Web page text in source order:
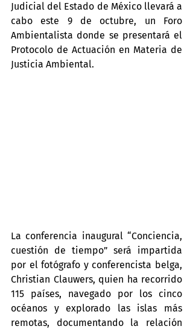
Judicial del Estado de México llevará a
cabo este 9 de octubre, un Foro
Ambientalista donde se presentará el
Protocolo de Actuación en Materia de
Justicia Ambiental.
La conferencia inaugural “Conciencia,
cuestión de tiempo” será impartida
por el fotógrafo y conferencista belga,
Christian Clauwers, quien ha recorrido
115 países, navegado por los cinco
océanos y explorado las islas más
remotas, documentando la relación